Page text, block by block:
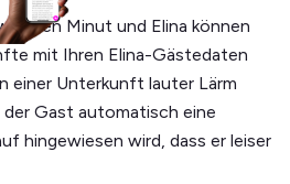
Minut und Elina können
mit Ihren Elina-Gästedaten
einer Unterkunft lauter Lärm
Gast automatisch eine
hingewiesen wird, dass er leiser